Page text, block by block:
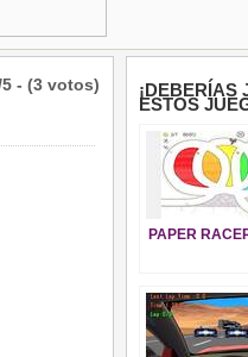
5 - (3 votos) ¡DEBERÍAS
ESTOS
PAPER